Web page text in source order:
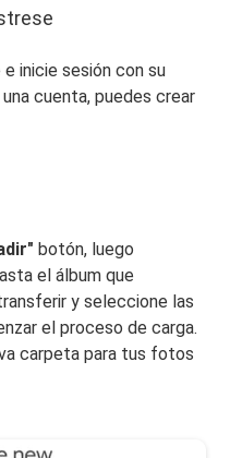
inicie sesión con su
cuenta, puedes crear
botón, luego
el álbum que
y seleccione las
el proceso de carga.
carpeta para tus fotos